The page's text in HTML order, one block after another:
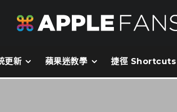
更新 蘋果迷教學 捷徑 Shortcuts